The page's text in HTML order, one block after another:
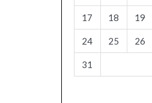
17 18 19
24 25 26
31